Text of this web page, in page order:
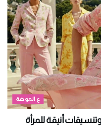
ع الموضة
جريئة وتنسيقات أنيقة للمرأة